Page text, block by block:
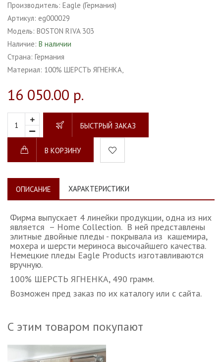
Производитель: Eagle (Германия)
Артикул: eg000029
Модель: BOSTON RIVA 303
Наличие: В наличии
Страна: Германия
Материал: 100% ШЕРСТЬ ЯГНЕНКА,
16 050.00 р.
БЫСТРЫЙ ЗАКАЗ
В КОРЗИНУ
ОПИСАНИЕ ХАРАКТЕРИСТИКИ
Фирма выпускает 4 линейки продукции, одна из них
является – Home Collection. В ней представлены
элитные двойные пледы - покрывала из кашемира,
мохера и шерсти мериноса высочайшего качества.
Немецкие пледы Eagle Products изготавливаются
вручную.
100% ШЕРСТЬ ЯГНЕНКА, 490 грамм.
Возможен пред заказ по их каталогу или с сайта.
С этим товаром покупают